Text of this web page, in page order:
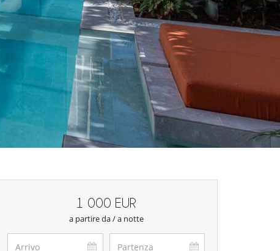
1 000 EUR
a partire da / a notte